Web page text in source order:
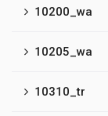
10200_wa
10205_wa
10310_tr